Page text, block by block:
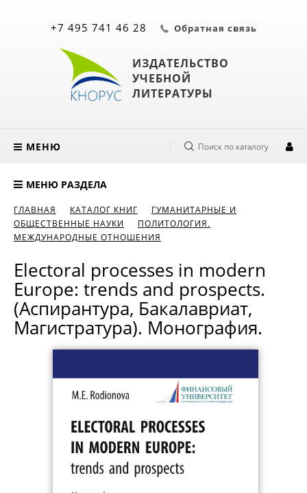
ИЗДАТЕЛЬСТВО
УЧЕБНОЙ
ЛИТЕРАТУРЫ
+7 495 741 46 28 Обратная связь
МЕНЮ Поиск по каталогу
МЕНЮ РАЗДЕЛА
ГЛАВНАЯ КАТАЛОГ КНИГ
ГУМАНИТАРНЫЕ И
ОБЩЕСТВЕННЫЕ НАУКИ
ПОЛИТОЛОГИЯ.
МЕЖДУНАРОДНЫЕ ОТНОШЕНИЯ
Electoral processes in modern
Europe: trends and prospects.
(Аспирантура, Бакалавриат,
Магистратура). Монография.